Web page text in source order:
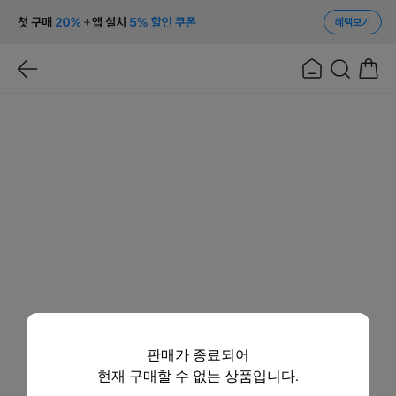
혜택보기
판매가 종료되어
현재 구매할 수 없는 상품입니다.